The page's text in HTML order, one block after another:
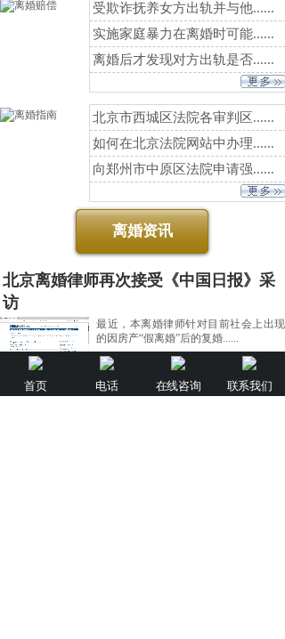
受欺诈抚养女方出轨并与他......
实施家庭暴力在离婚时可能......
离婚后才发现对方出轨是否......
北京市西城区法院各审判区......
如何在北京法院网站中办理......
向郑州市中原区法院申请强......
离婚资讯
北京离婚律师再次接受《中国日报》采
访
最近，本离婚律师针对目前社会上出现
的因房产“假离婚”后的复婚......
首页 电话 在线咨询 联系我们